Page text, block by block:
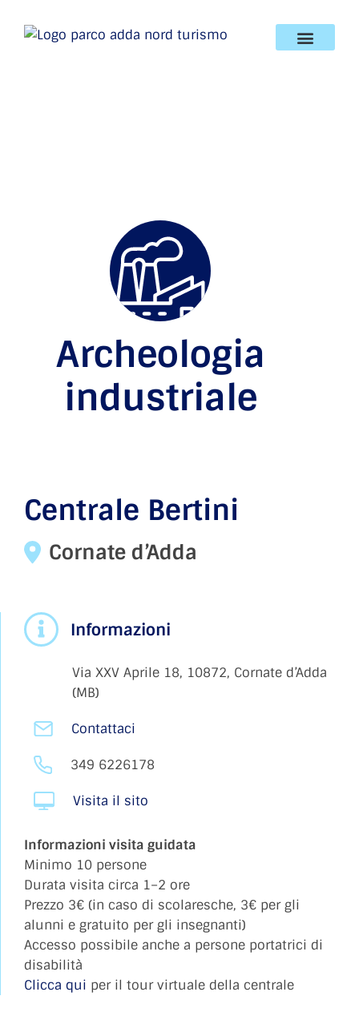
Archeologia
industriale
Centrale Bertini
Cornate d’Adda
Informazioni
Via XXV Aprile 18, 10872, Cornate d’Adda
(MB)
Contattaci
349 6226178
Visita il sito
Informazioni visita guidata
Minimo 10 persone
Durata visita circa 1–2 ore
Prezzo 3€ (in caso di scolaresche, 3€ per gli
alunni e gratuito per gli insegnanti)
Accesso possibile anche a persone portatrici di
disabilità
Clicca qui per il tour virtuale della centrale